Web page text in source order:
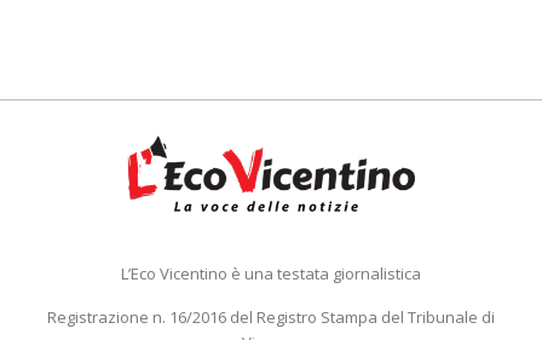
L’Eco Vicentino è una testata giornalistica
Registrazione n. 16/2016 del Registro Stampa del Tribunale di